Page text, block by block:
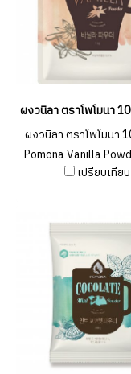
ผงวนิลา ตราโพโมนา
ผงวนิลา ตราโพโมนา
Pomona Vanilla
g.
เปรียบเทียบ